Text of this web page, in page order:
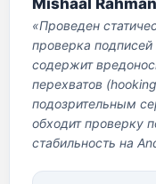
Mishaal Rahman
«Проведен
проверка
содержит
перехватов
подозрительным
обходит проверку
стабильность на